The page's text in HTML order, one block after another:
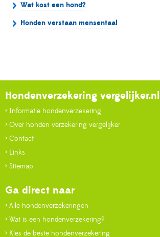
Wat kost een hond?
Honden verstaan mensentaal
Hondenverzekering vergelijker.nl
> Informatie hondenverzekering
> Over honden verzekering vergelijker
> Contact
> Links
> Sitemap
Ga direct naar
> Alle hondenverzekeringen
> Wat is een hondenverzekering?
> Kies de beste hondenverzekering